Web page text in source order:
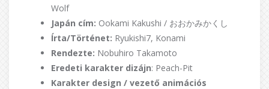
Wolf
Japán cím: Ookami Kakushi / おおかみかくし
Írta/Történet: Ryukishi7, Konami
Rendezte: Nobuhiro Takamoto
Eredeti karakter dizájn: Peach-Pit
Karakter design / vezető animációs